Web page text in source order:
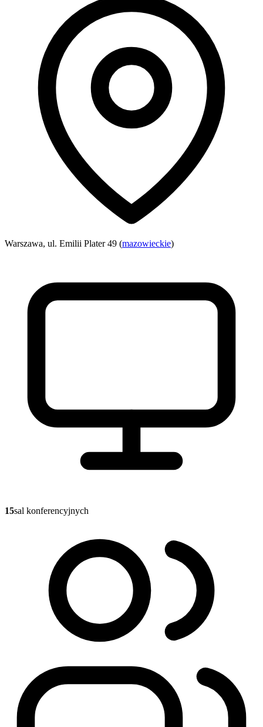
Warszawa, ul. Emilii Plater 49 (mazowieckie)
15sal konferencyjnych